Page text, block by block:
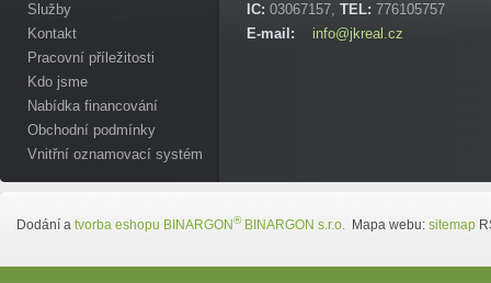
Služby
Kontakt
Pracovní příležitosti
Kdo jsme
Nabídka financování
Obchodní podmínky
Vnitřní oznamovací systém
IC: 03067157, TEL: 776105757
E-mail:
info@jkreal.cz
Dodání a tvorba eshopu BINARGON®BINARGON s.r.o. Mapa webu: sitemap